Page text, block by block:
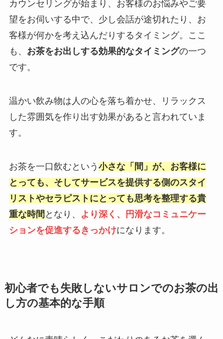
カウンセリングが始まり、お客様のお悩みやご要
望をお伺いする中で、少し会話が途切れたり、お
客様が何かを考え込んだりするタイミング。ここ
も、 お茶をお出しする効果的なタイミングの一つ
です。
温かい飲み物は人の心を落ち着かせ、リラックス
した雰囲気を作り出す効果があると言われていま
す。
お茶を一口飲むという 小さな「間」が、お客様に
とっても、そしてサービスを提供する側のスタイ
リストやセラピストにとっても思考を整理する貴
重な時間 となり、
より深く、円滑なコミュニケー
ションを促進するきっかけになります。
初心者でも失敗しないサロンでのお茶の出
し方の基本的な手順